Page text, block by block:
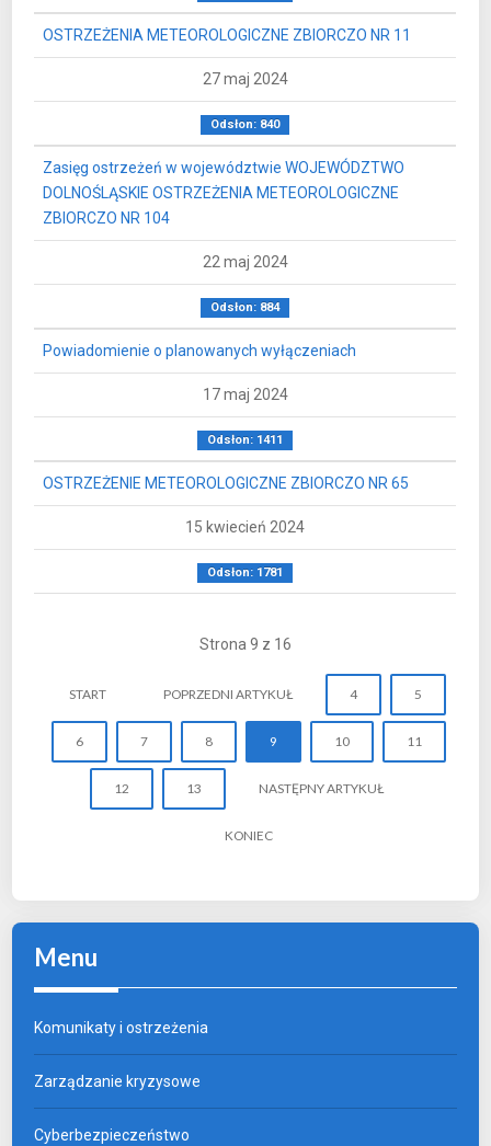
OSTRZEŻENIA METEOROLOGICZNE ZBIORCZO NR 11
27 maj 2024
Odsłon: 840
Zasięg ostrzeżeń w województwie WOJEWÓDZTWO
DOLNOŚLĄSKIE OSTRZEŻENIA METEOROLOGICZNE
ZBIORCZO NR 104
22 maj 2024
Odsłon: 884
Powiadomienie o planowanych wyłączeniach
17 maj 2024
Odsłon: 1411
OSTRZEŻENIE METEOROLOGICZNE ZBIORCZO NR 65
15 kwiecień 2024
Odsłon: 1781
Strona 9 z 16
START POPRZEDNI ARTYKUŁ 4 5
6 7 8 9 10 11
12 13 NASTĘPNY ARTYKUŁ
KONIEC
Menu
Komunikaty i ostrzeżenia
Zarządzanie kryzysowe
Cyberbezpieczeństwo